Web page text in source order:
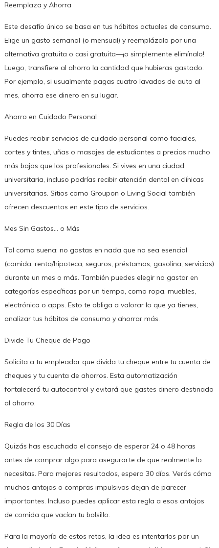
Reemplaza y Ahorra
Este desafío único se basa en tus hábitos actuales de consumo.
Elige un gasto semanal (o mensual) y reemplázalo por una
alternativa gratuita o casi gratuita—¡o simplemente elimínalo!
Luego, transfiere al ahorro la cantidad que hubieras gastado.
Por ejemplo, si usualmente pagas cuatro lavados de auto al
mes, ahorra ese dinero en su lugar.
Ahorro en Cuidado Personal
Puedes recibir servicios de cuidado personal como faciales,
cortes y tintes, uñas o masajes de estudiantes a precios mucho
más bajos que los profesionales. Si vives en una ciudad
universitaria, incluso podrías recibir atención dental en clínicas
universitarias. Sitios como Groupon o Living Social también
ofrecen descuentos en este tipo de servicios.
Mes Sin Gastos… o Más
Tal como suena: no gastas en nada que no sea esencial
(comida, renta/hipoteca, seguros, préstamos, gasolina, servicios)
durante un mes o más. También puedes elegir no gastar en
categorías específicas por un tiempo, como ropa, muebles,
electrónica o apps. Esto te obliga a valorar lo que ya tienes,
analizar tus hábitos de consumo y ahorrar más.
Divide Tu Cheque de Pago
Solicita a tu empleador que divida tu cheque entre tu cuenta de
cheques y tu cuenta de ahorros. Esta automatización
fortalecerá tu autocontrol y evitará que gastes dinero destinado
al ahorro.
Regla de los 30 Días
Quizás has escuchado el consejo de esperar 24 o 48 horas
antes de comprar algo para asegurarte de que realmente lo
necesitas. Para mejores resultados, espera 30 días. Verás cómo
muchos antojos o compras impulsivas dejan de parecer
importantes. Incluso puedes aplicar esta regla a esos antojos
de comida que vacían tu bolsillo.
Para la mayoría de estos retos, la idea es intentarlos por un